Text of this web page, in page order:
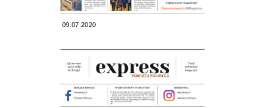
09.07.2020